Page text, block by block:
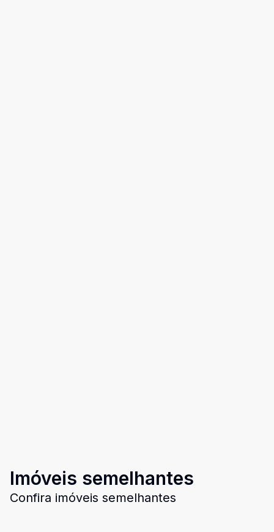
Imóveis semelhantes
Confira imóveis semelhantes